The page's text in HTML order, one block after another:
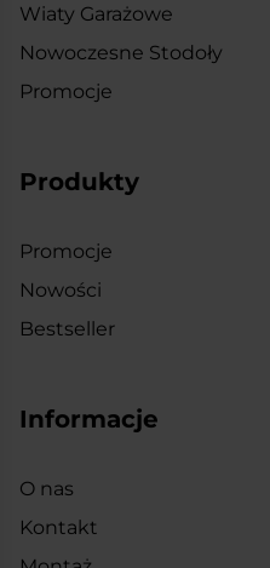
Wiaty Garażowe
Nowoczesne Stodoły
Promocje
Produkty
Promocje
Nowości
Bestseller
Informacje
O nas
Kontakt